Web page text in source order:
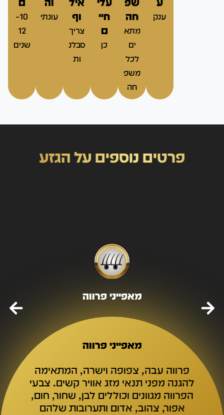
ענק
חה
מתא
ים
לכל
משפ
חה
חיי
ם
כן
וף
צריך
סבלנ
ות
עונתי
10–
12
שנים
פרטים נוספים על הגזע
מאפייני פרווה
מאפייני פרווה
פרווה עבה, צפופה וישרה, המתאימה
להגנה מפני תנאי מזג אוויר קשים. צבעי
הפרווה מגוונים וכוללים לבן, שחור, חום,
אפור, צהוב, אדום ותערובות שלהם